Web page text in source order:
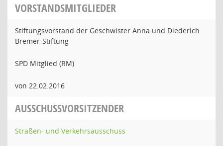
VORSTANDSMITGLIEDER
Stiftungsvorstand der Geschwister Anna und Diederich
Bremer-Stiftung
SPD Mitglied (RM)
von 22.02.2016
AUSSCHUSSVORSITZENDER
Straßen- und Verkehrsausschuss